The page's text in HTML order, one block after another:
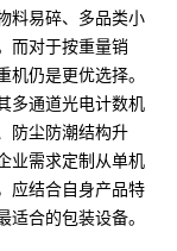
料易碎、多品类小
而对于按重量销
仍是更优选择。
多通道光电计数机
防尘防潮结构升
业需求定制从单机
应结合自身产品特
合的包装设备。